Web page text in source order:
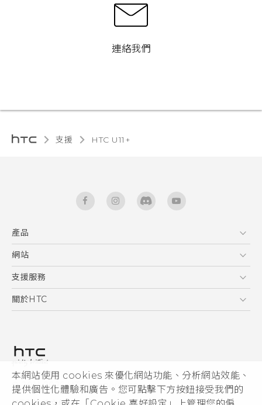
本網站使用 cookies 來優化網站功能、分析網站效能、
提供個性化體驗和廣告。您可點擊下方按鈕接受我們的
連絡我們
支援 HTC U11+‎
產品
5G
智能手機
區塊鍊手機
網站
HTC Dev
HTC Research
支援服務
服務中心
關於HTC
私隱政策
產品安全
加入HTC
© 2011-2026 HTC Corporation